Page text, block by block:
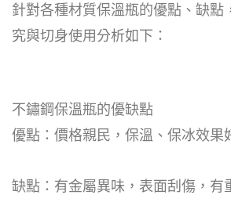
針對各種材質保溫瓶的優點、缺點
究與切身使用分析如下：
不鏽鋼保溫瓶的優缺點
優點：價格親民，保溫、保冰效果
缺點：有金屬異味，表面刮傷，有